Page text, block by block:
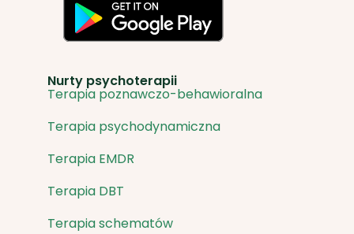
Nurty psychoterapii
Terapia poznawczo-behawioralna
Terapia psychodynamiczna
Terapia EMDR
Terapia DBT
Terapia schematów